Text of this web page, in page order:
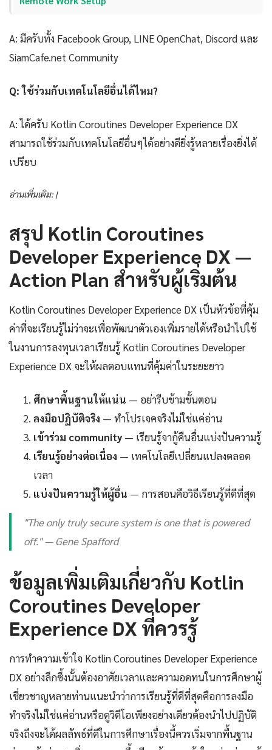
A: มีครับทั้ง Facebook Group, LINE OpenChat, Discord และ
SiamCafe.net Community
Q: ใช้ร่วมกับเทคโนโลยีอื่นได้ไหม?
A: ได้ครับ Kotlin Coroutines Developer Experience DX
สามารถใช้ร่วมกับเทคโนโลยีอื่นๆได้อย่างดียิ่งรู้หลายเรื่องยิ่งได้
เปรียบ
อ่านเพิ่มเติม: |
สรุป Kotlin Coroutines
Developer Experience DX —
Action Plan สำหรับผู้เริ่มต้น
Kotlin Coroutines Developer Experience DX เป็นหัวข้อที่คุ้ม
ค่าที่จะเรียนรู้ไม่ว่าจะเพื่อพัฒนาตัวเองเพิ่มรายได้หรือนำไปใช้
ในงานการลงทุนเวลาเรียนรู้ Kotlin Coroutines Developer
Experience DX จะให้ผลตอบแทนที่คุ้มค่าในระยะยาว
ศึกษาพื้นฐานให้แน่น — อย่ารีบข้ามขั้นตอน
ลงมือปฏิบัติจริง — ทำโปรเจคจริงไม่ใช่แค่อ่าน
เข้าร่วม community — เรียนรู้จากู้คืนอื่นแบ่งปันความรู้
เรียนรู้อย่างต่อเนื่อง — เทคโนโลยีเปลี่ยนแปลงตลอด
เวลา
แบ่งปันความรู้ให้ผู้อื่น — การสอนคือวิธีเรียนรู้ที่ดีที่สุด
"The only truly secure system is one that is powered
off." — Gene Spafford
ข้อมูลเพิ่มเติมเกี่ยวกับ Kotlin
Coroutines Developer
Experience DX ที่ควรรู้
การทำความเข้าใจ Kotlin Coroutines Developer Experience
DX อย่างลึกซึ้งนั้นต้องอาศัยเวลาและความอดทนในการศึกษาผู้
เชี่ยวชาญหลายท่านแนะนำว่าการเรียนรู้ที่ดีที่สุดคือการลงมือ
ทำจริงไม่ใช่แค่อ่านหรือดูวิดีโอเพียงอย่างเดียวต้องนำไปปฏิบัติ
จริงถึงจะได้ผลลัพธ์ที่ดีในการศึกษาเรื่องนี้ควรเริ่มจากพื้นฐาน